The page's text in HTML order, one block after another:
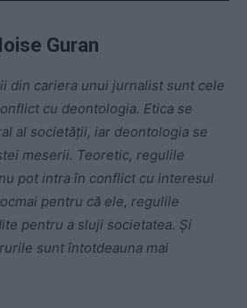
Guran
din cariera unui jurnalist sunt cele
cu deontologia. Etica se
al societății, iar deontologia se
meserii. Teoretic, regulile
pot intra în conflict cu interesul
pentru că ele, regulile
pentru a sluji societatea. Și
sunt întotdeauna mai